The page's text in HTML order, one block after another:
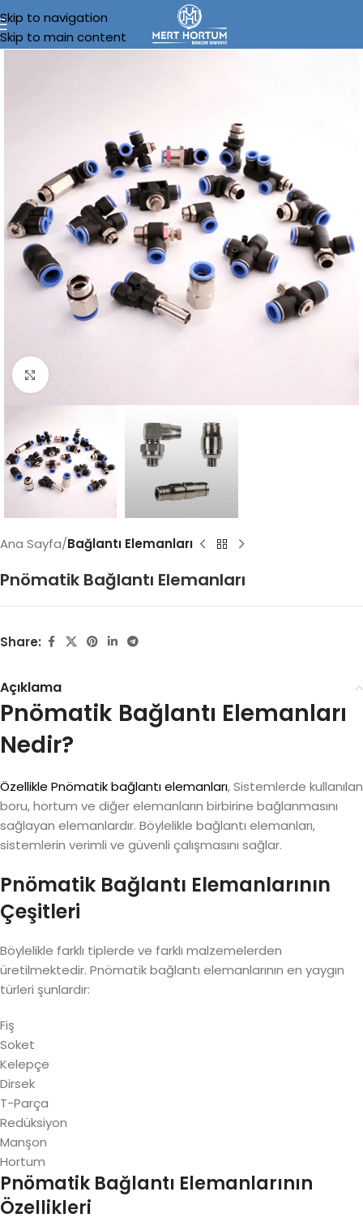
Skip to navigation
Skip to main content
Click to enlarge
Ana Sayfa Bağlantı Elemanları
Pnömatik Bağlantı Elemanları
Share:
Açıklama
Pnömatik Bağlantı Elemanları
Nedir?
Özellikle Pnömatik bağlantı elemanları, Sistemlerde kullanılan
boru, hortum ve diğer elemanların birbirine bağlanmasını
sağlayan elemanlardır. Böylelikle bağlantı elemanları,
sistemlerin verimli ve güvenli çalışmasını sağlar.
Pnömatik Bağlantı Elemanlarının
Çeşitleri
Böylelikle farklı tiplerde ve farklı malzemelerden
üretilmektedir. Pnömatik bağlantı elemanlarının en yaygın
türleri şunlardır:
Fiş
Soket
Kelepçe
Dirsek
T-Parça
Redüksiyon
Manşon
Hortum
Pnömatik Bağlantı Elemanlarının
Özellikleri